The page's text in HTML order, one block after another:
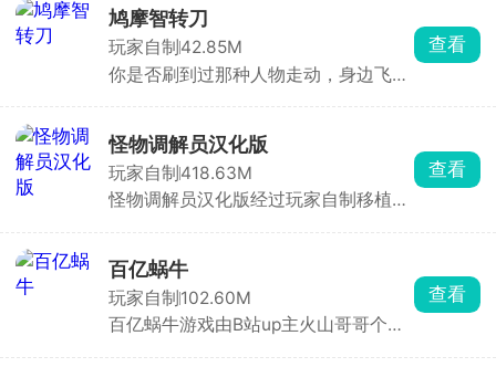
深入粉红玛娜的阴森地窖，在黑暗走廊
中探索，搜寻线索与道具，同时躲避潜
伏的怪物。被困的小马们正等待救援，
而每一步都可能触发致命危机——稍有
玩家的勇气与智慧。是成功拯救小马，
带领她们逃离黑暗，还是让悲剧重演？
你的选择将决定一切！
鸠摩智转刀
玩家自制 42.85M
你是否刷到过那种人物走动，身边飞刀
的鸠摩智转刀,英文PingDao，让你畅玩
无阻！这是一款武侠题材的休闲割草游
戏，画风简约清新，背景音乐优秀。玩
家化身鸠摩智大师，在横版世界里操控
Roguelike模式，每次挑战地图随机生
成，击败敌人掉落经验，升级后还能从
三个选项中选技能，也可收集卡牌激活
技能，通过装备和技能搭配提升战力。
查看
怪物调解员汉化版
玩家自制418.63M
怪物调解员汉化版经过玩家自制移植，
设法劝四个房间的怪物出房间。整个过
程都需要保持警惕，玩家的每一个选择
都将影响不同的结局走向。
查看
百亿蜗牛
玩家自制102.60M
百亿蜗牛游戏由B站up主火山哥哥个人
查看